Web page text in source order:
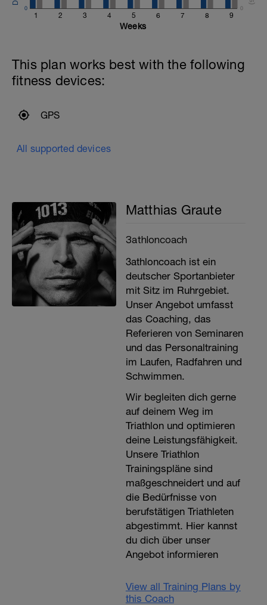
1 2 3 4 5 6 7 8 9
0 0
Weeks
This plan works best with the following
fitness devices:
GPS
All supported devices
Matthias Graute
3athloncoach
3athloncoach ist ein
deutscher Sportanbieter
mit Sitz im Ruhrgebiet.
Unser Angebot umfasst
das Coaching, das
Referieren von Seminaren
und das Personaltraining
im Laufen, Radfahren und
Schwimmen.
Wir begleiten dich gerne
auf deinem Weg im
Triathlon und optimieren
deine Leistungsfähigkeit.
Unsere Triathlon
Trainingspläne sind
maßgeschneidert und auf
die Bedürfnisse von
berufstätigen Triathleten
abgestimmt. Hier kannst
du dich über unser
Angebot informieren
View all Training Plans by
this Coach